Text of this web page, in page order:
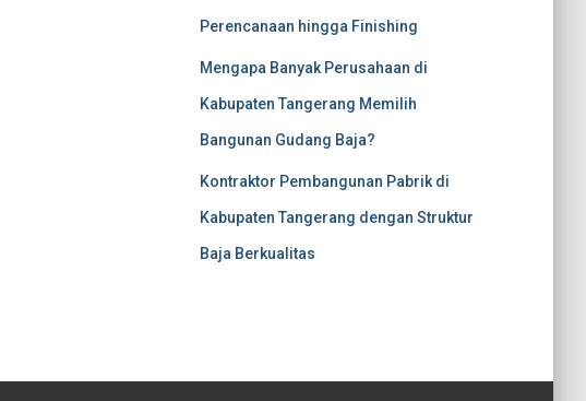
Perencanaan hingga Finishing
Mengapa Banyak Perusahaan di
Kabupaten Tangerang Memilih
Bangunan Gudang Baja?
Kontraktor Pembangunan Pabrik di
Kabupaten Tangerang dengan Struktur
Baja Berkualitas